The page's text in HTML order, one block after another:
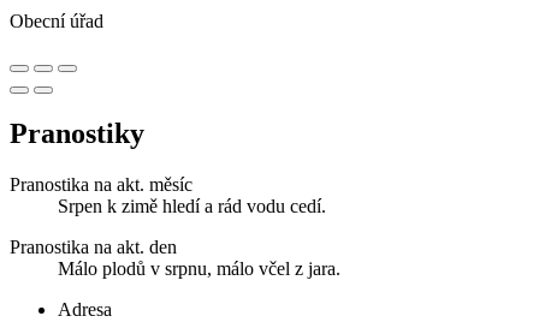
Obecní úřad
Pranostiky
Pranostika na akt. měsíc
Srpen k zimě hledí a rád vodu cedí.
Pranostika na akt. den
Málo plodů v srpnu, málo včel z jara.
Adresa